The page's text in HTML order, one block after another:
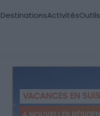
DestinationsActivitésOutils